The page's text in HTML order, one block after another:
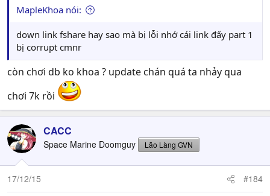
MapleKhoa nói:
down link fshare hay sao mà bị lỗi nhớ cái link đấy part 1
bị corrupt cmnr
còn chơi db ko khoa ? update chán quá ta nhảy qua
chơi 7k rồi
CACC
Space Marine Doomguy Lão Làng GVN
17/12/15 #184